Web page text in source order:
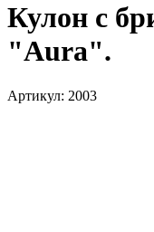
Кулон с
"Aura".
Артикул: 2003